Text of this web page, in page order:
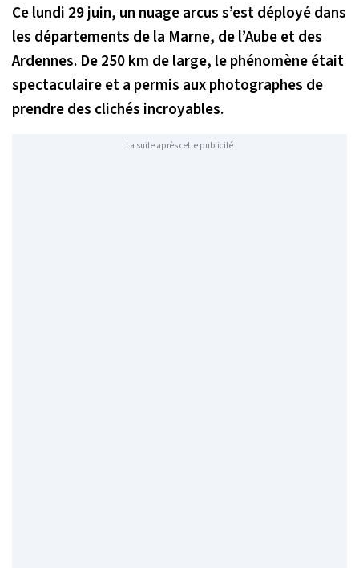
Ce lundi 29 juin, un nuage arcus s’est déployé dans
les départements de la Marne, de l’Aube et des
Ardennes. De 250 km de large, le phénomène était
spectaculaire et a permis aux photographes de
prendre des clichés incroyables.
La suite après cette publicité